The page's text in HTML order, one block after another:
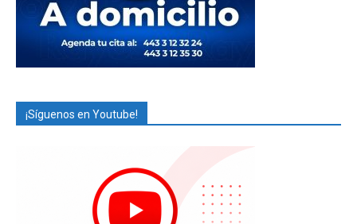
¡Síguenos en Youtube!